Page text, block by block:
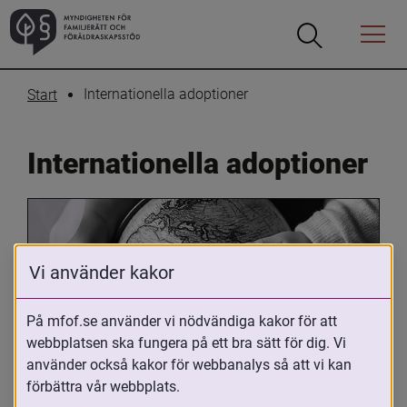
Öppna
Öppna
Menyn
Start Internationella adoptioner
Internationella adoptioner
Oavsett om du är adopterad,
adoptivförälder eller arbetar med
Vi använder kakor
På mfof.se använder vi nödvändiga kakor för att
webbplatsen ska fungera på ett bra sätt för dig. Vi
använder också kakor för webbanalys så att vi kan
förbättra vår webbplats.